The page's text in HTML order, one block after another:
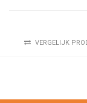
VERGELIJK